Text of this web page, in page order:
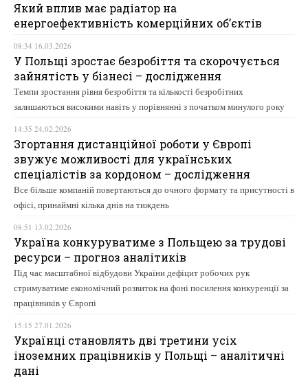
Який вплив має радіатор на
енергоефективність комерційних об’єктів
08:34 16.03.2026
У Польщі зростає безробіття та скорочується
зайнятість у бізнесі – дослідження
Темпи зростання рівня безробіття та кількості безробітних
залишаються високими навіть у порівнянні з початком минулого року
14:35 24.02.2026
Згортання дистанційної роботи у Європі
звужує можливості для українських
спеціалістів за кордоном – дослідження
Все більше компаній повертаються до очного формату та присутності в
офісі, принаймні кілька днів на тиждень
08:51 13.02.2026
Україна конкуруватиме з Польщею за трудові
ресурси – прогноз аналітиків
Під час масштабної відбудови України дефіцит робочих рук
стримуватиме економічний розвиток на фоні посилення конкуренції за
працівників у Європі
15:15 27.01.2026
Українці становлять дві третини усіх
іноземних працівників у Польщі – аналітичні
дані